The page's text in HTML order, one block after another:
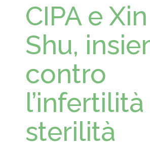
CIPA e Xin
Shu,
contro
sterilità